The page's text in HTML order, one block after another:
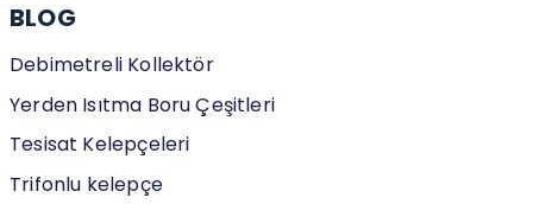
BLOG
Debimetreli Kollektör
Yerden Isıtma Boru Çeşitleri
Tesisat Kelepçeleri
Trifonlu kelepçe